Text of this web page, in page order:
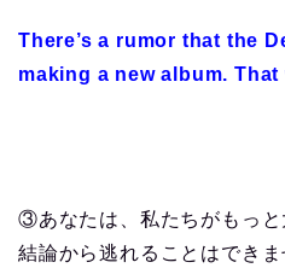
There’s a rumor that the
making a new album.
③あなたは、私たちがもっと
結論から逃れることはでき